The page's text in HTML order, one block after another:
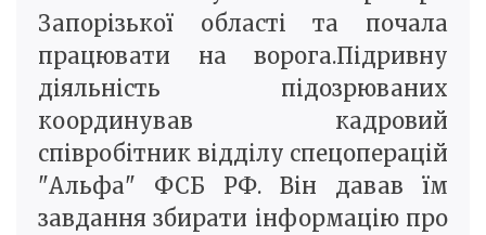
Запорізької області та почала
працювати на ворога.Підривну
діяльність підозрюваних
координував кадровий
співробітник відділу спецоперацій
"Альфа" ФСБ РФ. Він давав їм
завдання збирати інформацію про